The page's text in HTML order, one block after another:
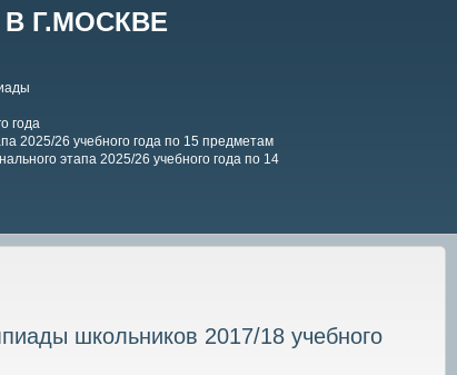
Г.МОСКВЕ
года
2025/26 учебного года по 15 предметам
этапа 2025/26 учебного года по 14
школьников 2017/18 учебного